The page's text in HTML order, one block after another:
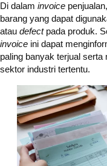
Di dalam invoice
barang yang dapat
atau defectpada produk.
invoice ini dapat
paling banyak terjual
sektor industri tertentu.